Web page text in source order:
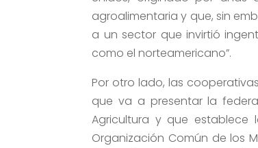
agroalimentaria y que, sin
a un sector que invirtió
como el norteamericano”.
Por otro lado, las
que va a presentar la
Agricultura y que establece
Organización Común de los